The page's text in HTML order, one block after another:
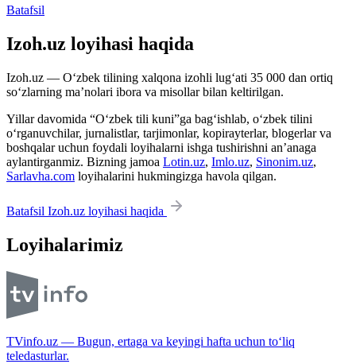
Batafsil
Izoh.uz loyihasi haqida
Izoh.uz — O‘zbek tilining xalqona izohli lug‘ati 35 000 dan ortiq
so‘zlarning ma’nolari ibora va misollar bilan keltirilgan.
Yillar davomida “O‘zbek tili kuni”ga bag‘ishlab, o‘zbek tilini
o‘rganuvchilar, jurnalistlar, tarjimonlar, kopirayterlar, blogerlar va
boshqalar uchun foydali loyihalarni ishga tushirishni an’anaga
aylantirganmiz. Bizning jamoa Lotin.uz, Imlo.uz, Sinonim.uz,
Sarlavha.com loyihalarini hukmingizga havola qilgan.
Batafsil Izoh.uz loyihasi haqida
Loyihalarimiz
TVinfo.uz — Bugun, ertaga va keyingi hafta uchun to‘liq
teledasturlar.